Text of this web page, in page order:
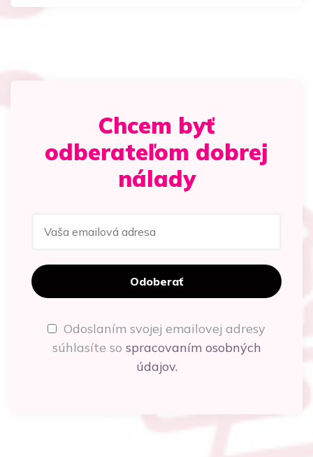
Chcem byť
odberateľom dobrej
nálady
Odoslaním svojej emailovej adresy
súhlasíte so spracovaním osobných
údajov.